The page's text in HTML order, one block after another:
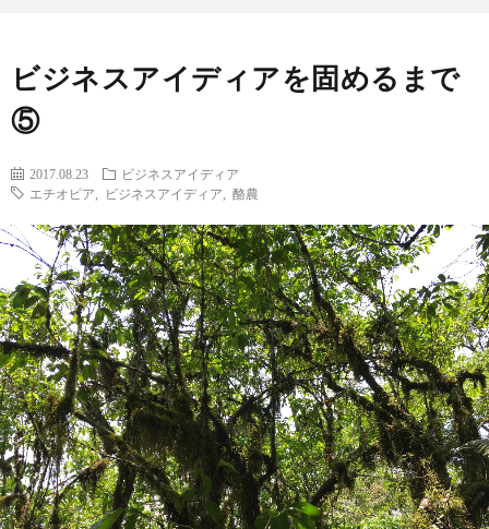
介
ビジネスアイディアを固めるまで
⑤
2017.08.23
ビジネスアイディア
エチオピア
ビジネスアイディア 酪農